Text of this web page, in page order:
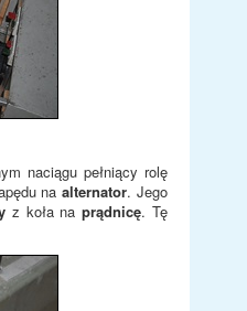
naciągu pełniący rolę
naalternator. Jego
z koła naprądnicę. Tę